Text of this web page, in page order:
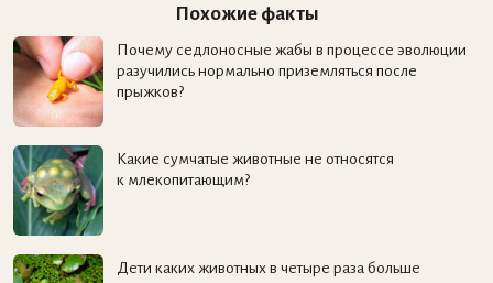
Похожие факты
Почему седлоносные жабы в процессе эволюции
разучились нормально приземляться после
прыжков?
Какие сумчатые животные не относятся
к млекопитающим?
Дети каких животных в четыре раза больше